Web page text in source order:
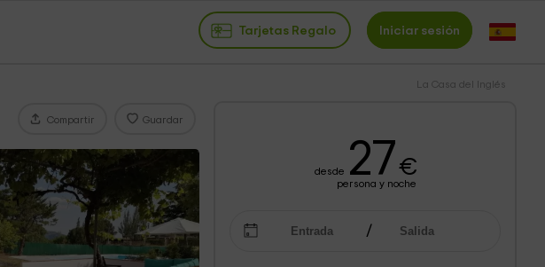
Tarjetas Regalo Iniciar sesión
La Casa del Inglés
Compartir Guardar
desde 27€
persona y noche